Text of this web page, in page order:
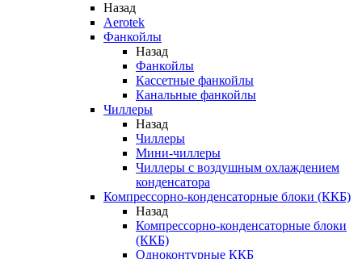
Назад
Aerotek
Фанкойлы
Назад
Фанкойлы
Кассетные фанкойлы
Канальные фанкойлы
Чиллеры
Назад
Чиллеры
Мини-чиллеры
Чиллеры с воздушным охлаждением
конденсатора
Компрессорно-конденсаторные блоки (ККБ)
Назад
Компрессорно-конденсаторные блоки
(ККБ)
Одноконтурные ККБ